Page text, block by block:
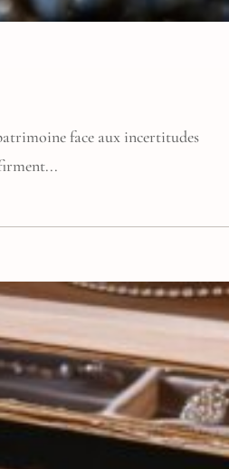
face aux incertitudes